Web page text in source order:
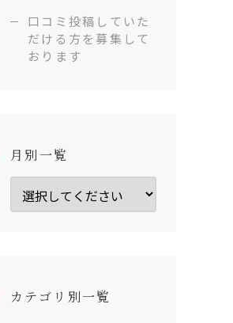
口コミ投稿していた
だける方を募集して
おります
月別一覧
カテゴリ別一覧